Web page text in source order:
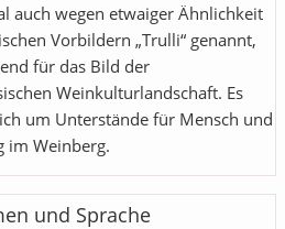
auch wegen etwaiger Ähnlichkeit
Vorbildern „Trulli“ genannt,
für das Bild der
Weinkulturlandschaft. Es
um Unterstände für Mensch und
im Weinberg.
und Sprache